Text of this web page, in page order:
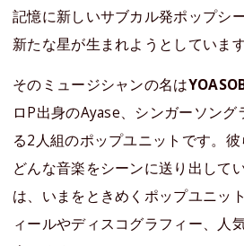
記憶に新しいサブカル発ポップシ
新たな星が生まれようとしています
そのミュージシャンの名は
ロP出身のAyase、シンガーソン
る2人組のポップユニットです。彼
どんな音楽をシーンに送り出して
は、いまをときめくポップユニッ
ィールやディスコグラフィー、人